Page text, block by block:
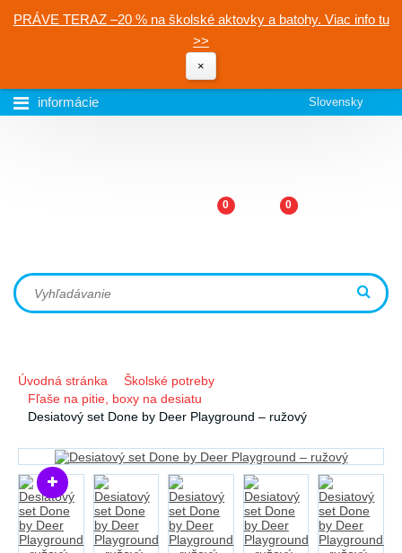
PRÁVE TERAZ –20 % na školské aktovky a batohy. Viac info tu
>>
×
informácie Slovensky
0 0
Úvodná stránka
Školské potreby
Fľaše na pitie, boxy na desiatu
Desiatový set Done by Deer Playground – ružový